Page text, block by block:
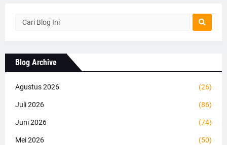
Blog Archive
Agustus 2026 (26)
Juli 2026 (86)
Juni 2026 (74)
Mei 2026 (50)